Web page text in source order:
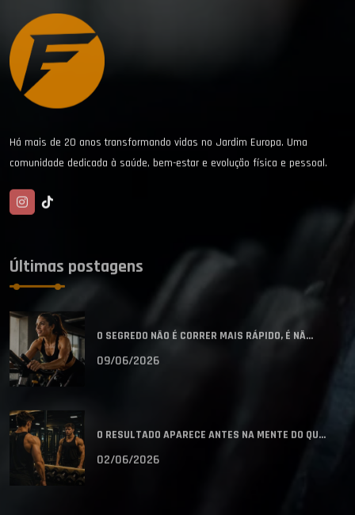
Há mais de 20 anos transformando vidas no Jardim Europa. Uma
comunidade dedicada à saúde, bem-estar e evolução física e pessoal.
Últimas postagens
O SEGREDO NÃO É CORRER MAIS RÁPIDO, É NÃ...
09/06/2026
O RESULTADO APARECE ANTES NA MENTE DO QU...
02/06/2026